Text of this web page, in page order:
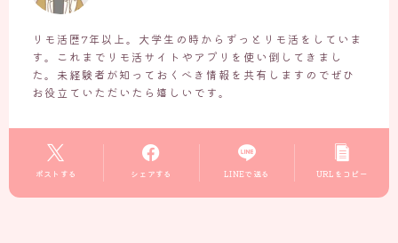
リモ活歴7年以上。大学生の時からずっとリモ活をしていま
す。これまでリモ活サイトやアプリを使い倒してきまし
た。未経験者が知っておくべき情報を共有しますのでぜひ
お役立ていただいたら嬉しいです。
ポストする シェアする LINEで送る URLをコピー